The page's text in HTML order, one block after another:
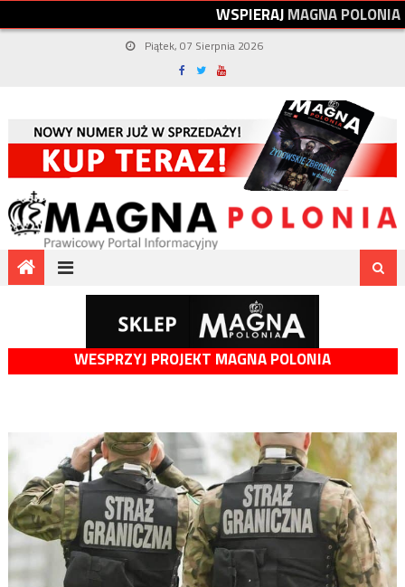
WSPIERAJMAGNAPOLONIA
Piątek, 07 Sierpnia 2026
WESPRZYJ PROJEKT MAGNA POLONIA